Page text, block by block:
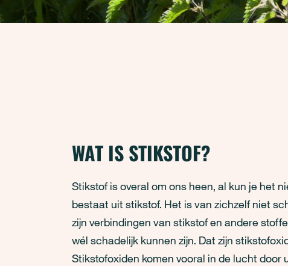
WAT IS STIKSTOF?
Stikstof is overal om ons heen, al kun je het
bestaat uit stikstof. Het is van zichzelf niet
zijn verbindingen van stikstof en andere
wél schadelijk kunnen zijn. Dat zijn
Stikstofoxiden komen vooral in de lucht